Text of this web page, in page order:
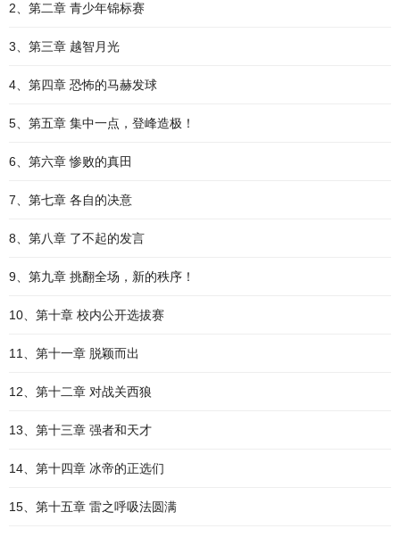
2、第二章 青少年锦标赛
3、第三章 越智月光
4、第四章 恐怖的马赫发球
5、第五章 集中一点，登峰造极！
6、第六章 惨败的真田
7、第七章 各自的决意
8、第八章 了不起的发言
9、第九章 挑翻全场，新的秩序！
10、第十章 校内公开选拔赛
11、第十一章 脱颖而出
12、第十二章 对战关西狼
13、第十三章 强者和天才
14、第十四章 冰帝的正选们
15、第十五章 雷之呼吸法圆满